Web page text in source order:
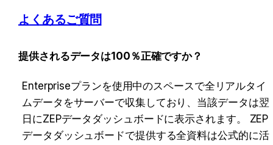
よくあるご質問
提供されるデータは100％正確ですか？
Enterpriseプランを使用中のスペースで全リアルタイ
ムデータをサーバーで収集しており、当該データは翌
日にZEPデータダッシュボードに表示されます。 ZEP
データダッシュボードで提供する全資料は公式的に活